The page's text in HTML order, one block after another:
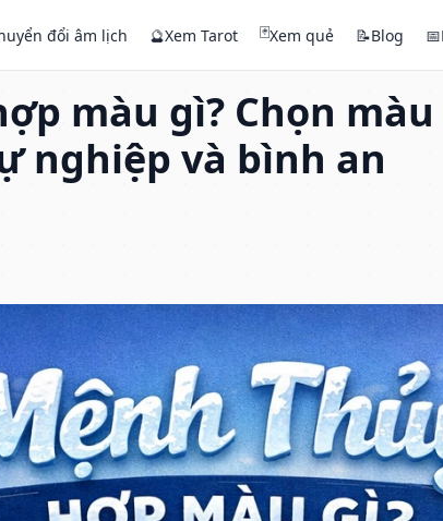
đổi âm lịch 🔮Xem Tarot 🃏Xem quẻ 📝Blog 📅
màu gì? Chọn
nghiệp và bình an